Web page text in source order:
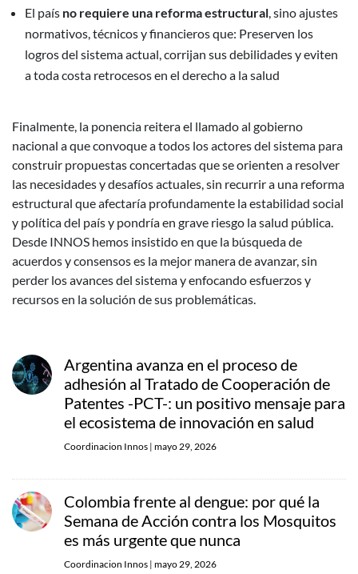
El país no requiere una reforma estructural, sino ajustes
normativos, técnicos y financieros que: Preserven los
logros del sistema actual, corrijan sus debilidades y eviten
a toda costa retrocesos en el derecho a la salud
Finalmente, la ponencia reitera el llamado al gobierno
nacional a que convoque a todos los actores del sistema para
construir propuestas concertadas que se orienten a resolver
las necesidades y desafíos actuales, sin recurrir a una reforma
estructural que afectaría profundamente la estabilidad social
y política del país y pondría en grave riesgo la salud pública.
Desde INNOS hemos insistido en que la búsqueda de
acuerdos y consensos es la mejor manera de avanzar, sin
perder los avances del sistema y enfocando esfuerzos y
recursos en la solución de sus problemáticas.
Argentina avanza en el proceso de
adhesión al Tratado de Cooperación de
Patentes -PCT-: un positivo mensaje para
el ecosistema de innovación en salud
Coordinacion Innos | mayo 29, 2026
Colombia frente al dengue: por qué la
Semana de Acción contra los Mosquitos
es más urgente que nunca
Coordinacion Innos | mayo 29, 2026